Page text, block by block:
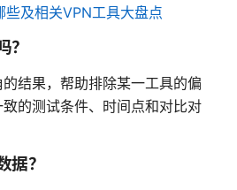
些及相关VPN工具大盘点
？
结果，帮助排除某一工具的偏
的测试条件、时间点和对比对
据？